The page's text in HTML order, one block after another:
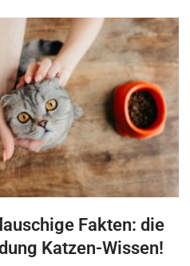
Fakten: die
Katzen-Wissen!